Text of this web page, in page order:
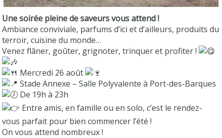
Une soirée pleine de saveurs vous attend !
Ambiance conviviale, parfums d’ici et d’ailleurs, produits du
terroir, cuisine du monde…
Venez flâner, goûter, grignoter, trinquer et profiter !
Mercredi 26 août
Stade Annexe – Salle Polyvalente à Port-des-Barques
De 19h à 23h
Entre amis, en famille ou en solo, c’est le rendez-
vous parfait pour bien commencer l’été !
On vous attend nombreux !